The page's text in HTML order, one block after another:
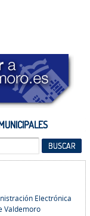
Electrónica
Valdemoro